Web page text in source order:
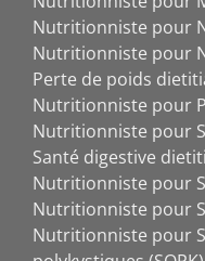
Nutritionniste pour
Nutritionniste pour
Perte de poids
Nutritionniste pour
Nutritionniste pour
Santé digestive
Nutritionniste pour
Nutritionniste pour
Nutritionniste pour